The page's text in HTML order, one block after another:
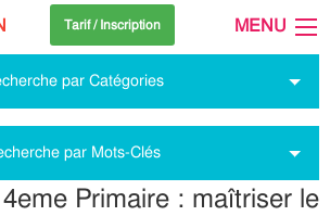
Tarif / Inscription MENU
par Catégories
par Mots-Clés
Primaire : maîtriser le